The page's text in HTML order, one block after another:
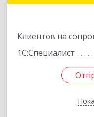
Клиентов на
1С:Специалист